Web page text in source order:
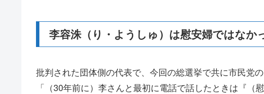
李容洙（り・ようしゅ）は慰安婦ではなか
批判された団体側の代表で、今回の総選挙で共に市民党
「（30年前に）李さんと最初に電話で話したときは『（